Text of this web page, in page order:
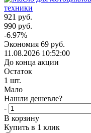
921 руб.
990 руб.
-6.97%
Экономия 69 руб.
11.08.2026 10:52:00
До конца акции
Остаток
1 шт.
Мало
Нашли дешевле?
-
В корзину
Купить в 1 клик